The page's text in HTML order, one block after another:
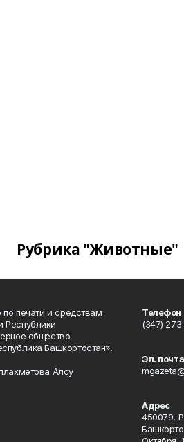
Рубрика "Животные"
по печати и средствам
Республики
общество
Башкортостан».
Алсу
Телефон
(347)
Эл. почта
Адрес
450079,